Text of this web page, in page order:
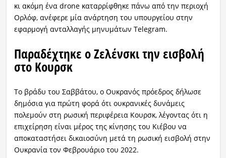
κι ακόμη ένα drone καταρρίφθηκε πάνω από την περιοχή
Ορλόφ, ανέφερε μία ανάρτηση του υπουργείου στην
εφαρμογή ανταλλαγής μηνυμάτων Telegram.
Παραδέχτηκε ο Ζελένσκι την εισβολή
στο Κουρσκ
Το βράδυ του Σαββάτου, ο Ουκρανός πρόεδρος δήλωσε
δημόσια για πρώτη φορά ότι ουκρανικές δυνάμεις
πολεμούν στη ρωσική περιφέρεια Κουρσκ, λέγοντας ότι η
επιχείρηση είναι μέρος της κίνησης του Κιέβου να
αποκαταστήσει δικαιοσύνη μετά τη ρωσική εισβολή στην
Ουκρανία τον Φεβρουάριο του 2022.